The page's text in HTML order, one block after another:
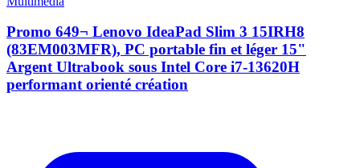
Promo 649¬ Lenovo IdeaPad Slim 3 15IRH8
(83EM003MFR), PC portable fin et léger 15"
Argent Ultrabook sous Intel Core i7-13620H
performant orienté création